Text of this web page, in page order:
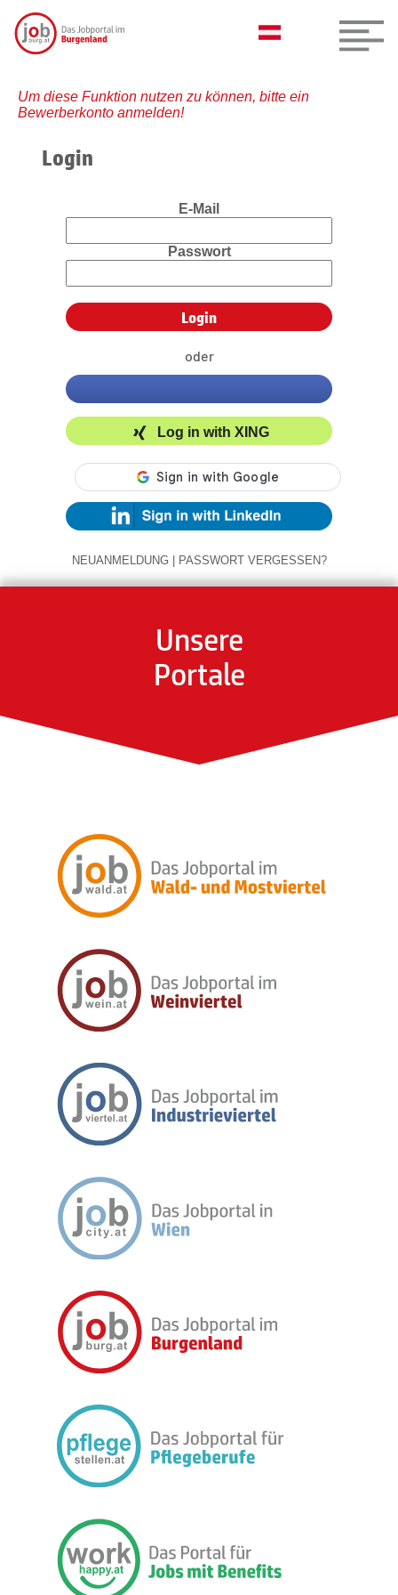
Um diese Funktion nutzen zu können, bitte ein
Bewerberkonto anmelden!
Login
E-Mail
Passwort
oder
Log in with XING
NEUANMELDUNG | PASSWORT VERGESSEN?
Unsere
Portale